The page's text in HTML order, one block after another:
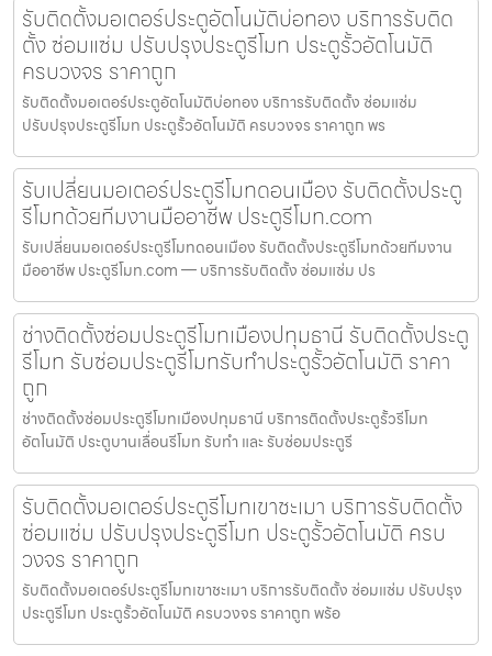
รับติดตั้งมอเตอร์ประตูอัตโนมัติบ่อทอง บริการรับติด
ตั้ง ซ่อมแซ่ม ปรับปรุงประตูรีโมท ประตูรั้วอัตโนมัติ
ครบวงจร ราคาถูก
รับติดตั้งมอเตอร์ประตูอัตโนมัติบ่อทอง บริการรับติดตั้ง ซ่อมแซ่ม
ปรับปรุงประตูรีโมท ประตูรั้วอัตโนมัติ ครบวงจร ราคาถูก พร
รับเปลี่ยนมอเตอร์ประตูรีโมทดอนเมือง รับติดตั้งประตู
รีโมทด้วยทีมงานมืออาชีพ ประตูรีโมท.com
รับเปลี่ยนมอเตอร์ประตูรีโมทดอนเมือง รับติดตั้งประตูรีโมทด้วยทีมงาน
มืออาชีพ ประตูรีโมท.com — บริการรับติดตั้ง ซ่อมแซ่ม ปร
ช่างติดตั้งซ่อมประตูรีโมทเมืองปทุมธานี รับติดตั้งประตู
รีโมท รับซ่อมประตูรีโมทรับทำประตูรั้วอัตโนมัติ ราคา
ถูก
ช่างติดตั้งซ่อมประตูรีโมทเมืองปทุมธานี บริการติดตั้งประตูรั้วรีโมท
อัตโนมัติ ประตูบานเลื่อนรีโมท รับทำ และ รับซ่อมประตูรี
รับติดตั้งมอเตอร์ประตูรีโมทเขาชะเมา บริการรับติดตั้ง
ซ่อมแซ่ม ปรับปรุงประตูรีโมท ประตูรั้วอัตโนมัติ ครบ
วงจร ราคาถูก
รับติดตั้งมอเตอร์ประตูรีโมทเขาชะเมา บริการรับติดตั้ง ซ่อมแซ่ม ปรับปรุง
ประตูรีโมท ประตูรั้วอัตโนมัติ ครบวงจร ราคาถูก พร้อ